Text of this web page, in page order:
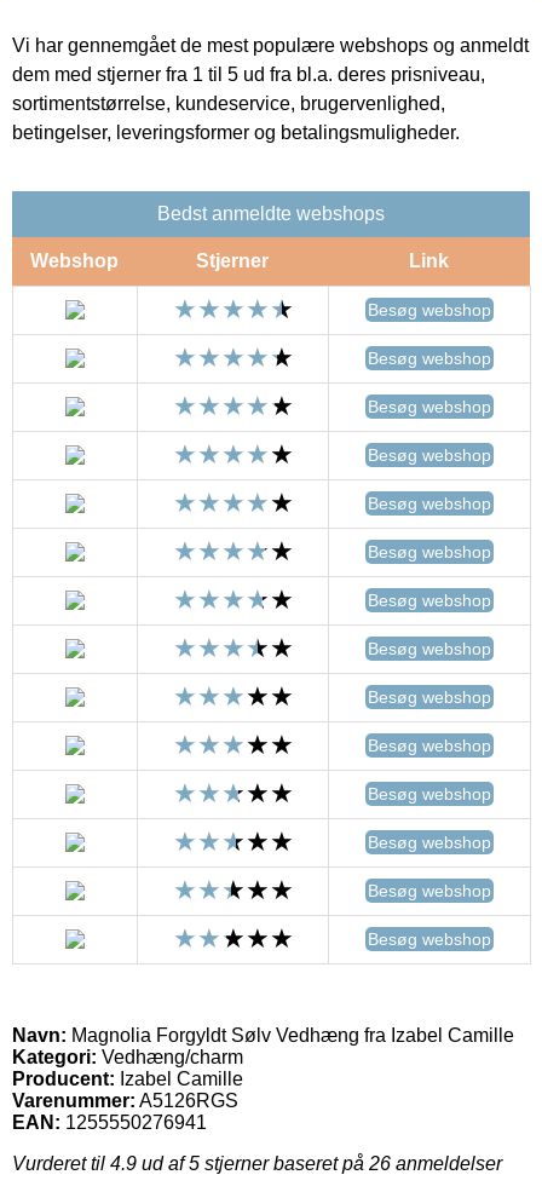
Vi har gennemgået de mest populære webshops og anmeldt
dem med stjerner fra 1 til 5 ud fra bl.a. deres prisniveau,
sortimentstørrelse, kundeservice, brugervenlighed,
betingelser, leveringsformer og betalingsmuligheder.
Bedst anmeldte webshops
Webshop Stjerner Link
Besøg webshop
Besøg webshop
Besøg webshop
Besøg webshop
Besøg webshop
Besøg webshop
Besøg webshop
Besøg webshop
Besøg webshop
Besøg webshop
Besøg webshop
Besøg webshop
Besøg webshop
Besøg webshop
Navn: Magnolia Forgyldt Sølv Vedhæng fra Izabel Camille
Kategori: Vedhæng/charm
Producent: Izabel Camille
Varenummer: A5126RGS
EAN: 1255550276941
Vurderet til 4.9 ud af 5 stjerner baseret på 26 anmeldelser